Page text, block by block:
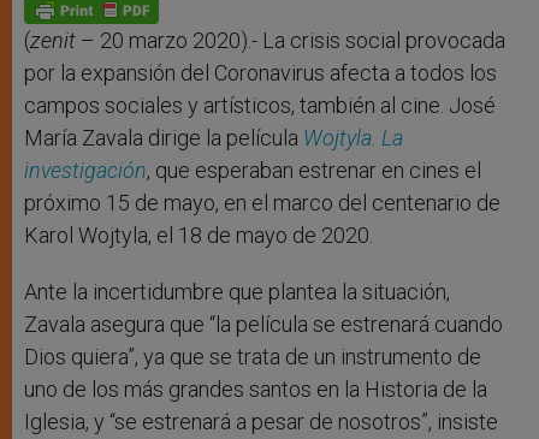
p e
r
k
(zenit – 20 marzo 2020).- La crisis social provocada
por la expansión del Coronavirus afecta a todos los
campos sociales y artísticos, también al cine. José
María Zavala dirige la película Wojtyla. La
investigación, que esperaban estrenar en cines el
próximo 15 de mayo, en el marco del centenario de
Karol Wojtyla, el 18 de mayo de 2020.
Ante la incertidumbre que plantea la situación,
Zavala asegura que “la película se estrenará cuando
Dios quiera”, ya que se trata de un instrumento de
uno de los más grandes santos en la Historia de la
Iglesia, y “se estrenará a pesar de nosotros”, insiste